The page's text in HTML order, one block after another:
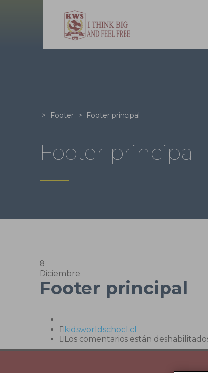
> Footer > Footer principal
Footer principal
8
Diciembre
Footer principal
Author
kidsworldschool.cl
Los comentarios están